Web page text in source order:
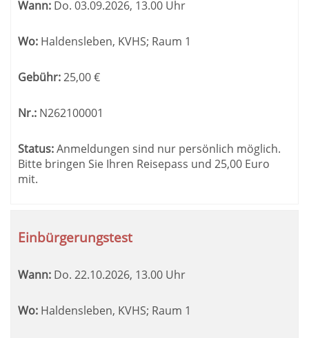
Wann: Do. 03.09.2026, 13.00 Uhr
Wo: Haldensleben, KVHS; Raum 1
Gebühr:25,00€
Nr.: N262100001
Status:Anmeldungen sind nur persönlich möglich.
Bitte bringen Sie Ihren Reisepass und 25,00 Euro
mit.
Einbürgerungstest
Wann: Do. 22.10.2026, 13.00 Uhr
Wo: Haldensleben, KVHS; Raum 1